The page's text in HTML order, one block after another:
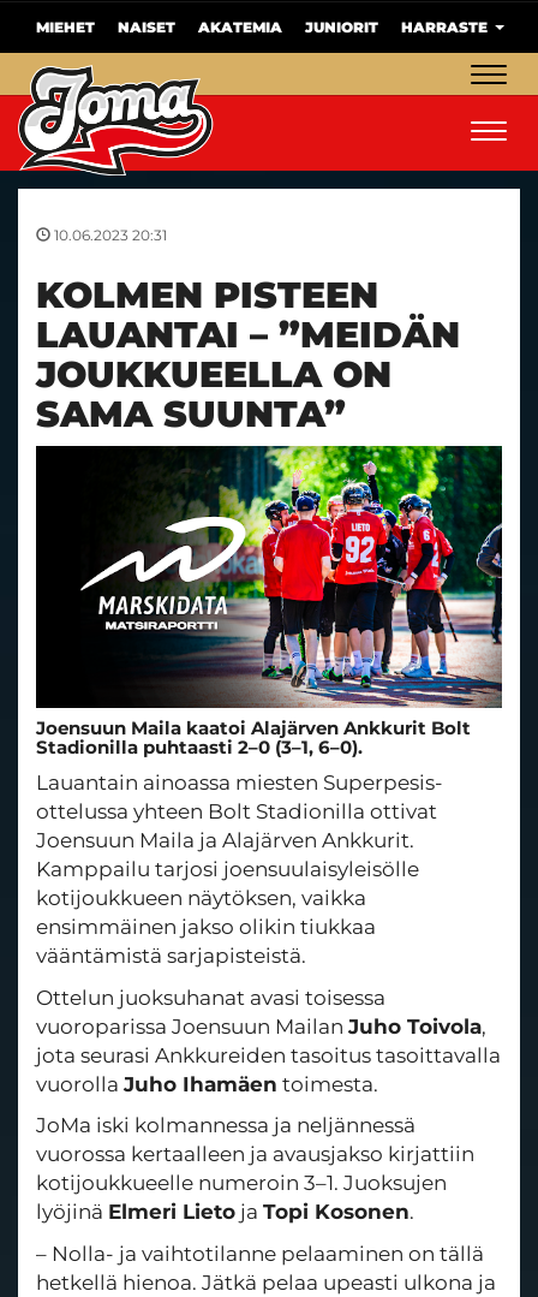
MIEHET NAISET AKATEMIA JUNIORIT HARRASTE
10.06.2023 20:31
KOLMEN PISTEEN
LAUANTAI – ”MEIDÄN
JOUKKUEELLA ON
SAMA SUUNTA”
Joensuun Maila kaatoi Alajärven Ankkurit Bolt
Stadionilla puhtaasti 2–0 (3–1, 6–0).
Lauantain ainoassa miesten Superpesis-
ottelussa yhteen Bolt Stadionilla ottivat
Joensuun Maila ja Alajärven Ankkurit.
Kamppailu tarjosi joensuulaisyleisölle
kotijoukkueen näytöksen, vaikka
ensimmäinen jakso olikin tiukkaa
vääntämistä sarjapisteistä.
Ottelun juoksuhanat avasi toisessa
vuoroparissa Joensuun Mailan Juho Toivola,
jota seurasi Ankkureiden tasoitus tasoittavalla
vuorolla Juho Ihamäen toimesta.
JoMa iski kolmannessa ja neljännessä
vuorossa kertaalleen ja avausjakso kirjattiin
kotijoukkueelle numeroin 3–1. Juoksujen
lyöjinä Elmeri Lieto ja Topi Kosonen.
– Nolla- ja vaihtotilanne pelaaminen on tällä
hetkellä hienoa. Jätkä pelaa upeasti ulkona ja